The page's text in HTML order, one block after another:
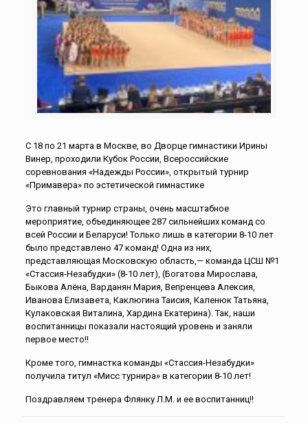
С 18 по 21 марта в Москве, во Дворце гимнастики Ирины
Винер, проходили Кубок России, Всероссийские
соревнования «Надежды России», открытый турнир
«Примавера» по эстетической гимнастике
Это главный турнир страны, очень масштабное
мероприятие, объединяющее 287 сильнейших команд со
всей России и Беларуси! Только лишь в категории 8-10 лет
было представлено 47 команд! Одна из них,
представляющая Московскую область,— команда ЦСШ №1
«Стассия-Незабудки» (8-10 лет), (Богатова Мирослава,
Быкова Алëна, Варданян Мария, Вепренцева Алексия,
Иванова Елизавета, Каклюгина Таисия, Каленюк Татьяна,
Кулаковская Виталина, Хардина Екатерина). Так, наши
воспитанницы показали настоящий уровень и заняли
первое место!!
Кроме того, гимнастка команды «Стассия-Незабудки»
получила титул «Мисс турнира» в категории 8-10 лет!
Поздравляем тренера Флянку Л.М. и ее воспитанниц!!